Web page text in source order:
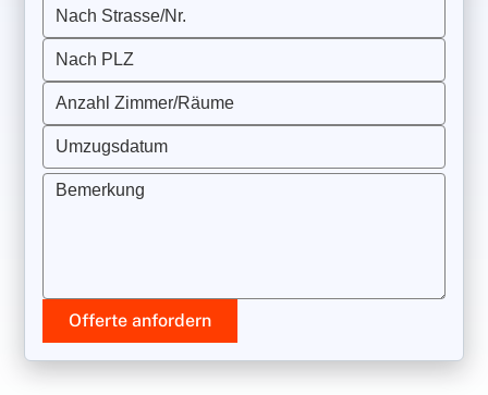
Nach Strasse/Nr.
Nach PLZ
Anzahl Zimmer/Räume
Umzugsdatum
Bemerkung
Offerte anfordern